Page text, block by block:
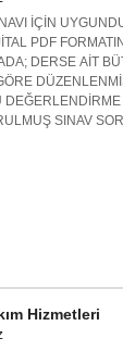
İÇİN
PDF
DERSE AİT
SINAV
Hizmetleri